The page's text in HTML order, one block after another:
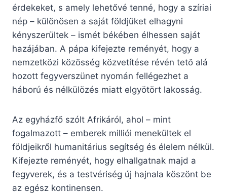
érdekeket, s amely lehetővé tenné, hogy a szíriai
nép – különösen a saját földjüket elhagyni
kényszerültek – ismét békében élhessen saját
hazájában. A pápa kifejezte reményét, hogy a
nemzetközi közösség közvetítése révén tető alá
hozott fegyverszünet nyomán fellégezhet a
háború és nélkülözés miatt elgyötört lakosság.
Az egyházfő szólt Afrikáról, ahol – mint
fogalmazott – emberek milliói menekültek el
földjeikről humanitárius segítség és élelem nélkül.
Kifejezte reményét, hogy elhallgatnak majd a
fegyverek, és a testvériség új hajnala köszönt be
az egész kontinensen.